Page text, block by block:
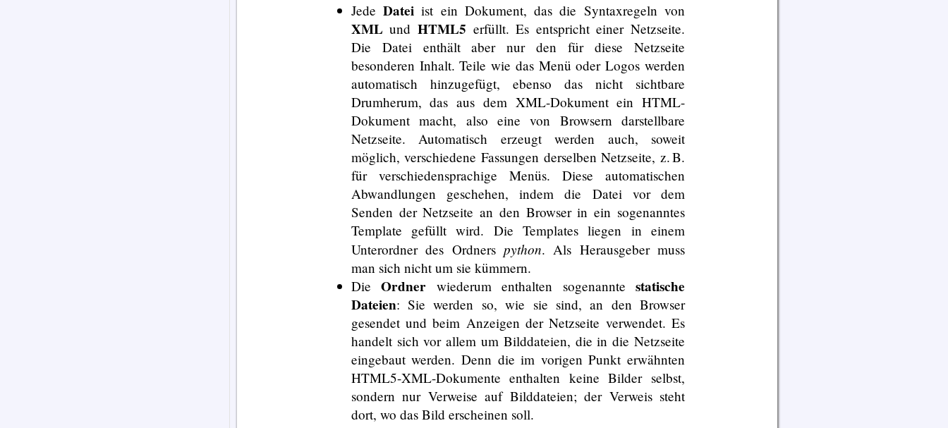
JedeDatei ist ein Dokument, das die Syntaxregeln von
XML und HTML5 erfüllt. Es entspricht einer Netzseite.
Die Datei enthält aber nur den für diese Netzseite
besonderen Inhalt. Teile wie das Menü oder Logos werden
automatisch hinzugefügt, ebenso das nicht sichtbare
Drumherum, das aus dem XML-Dokument ein HTML-
Dokument macht, also eine von Browsern darstellbare
Netzseite. Automatisch erzeugt werden auch, soweit
möglich, verschiedene Fassungen derselben Netzseite, z. B.
für verschiedensprachige Menüs. Diese automatischen
Abwandlungen geschehen, indem die Datei vor dem
Senden der Netzseite an den Browser in ein sogenanntes
Template gefüllt wird. Die Templates liegen in einem
Unterordner des Ordners python. Als Herausgeber muss
man sich nicht um sie kümmern.
DieOrdner wiederum enthalten sogenanntestatische
Dateien: Sie werden so, wie sie sind, an den Browser
gesendet und beim Anzeigen der Netzseite verwendet. Es
handelt sich vor allem um Bilddateien, die in die Netzseite
eingebaut werden. Denn die im vorigen Punkt erwähnten
HTML5-XML-Dokumente enthalten keine Bilder selbst,
sondern nur Verweise auf Bilddateien; der Verweis steht
dort, wo das Bild erscheinen soll.